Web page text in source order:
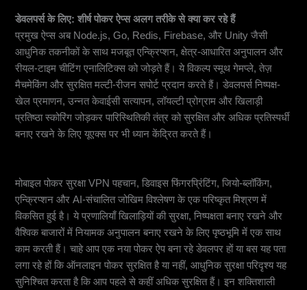
डेवलपर्स के लिए: शीर्ष पोकर ऐप्स अलग तरीके से क्या कर रहे हैं
प्रमुख ऐप्स अब Node.js, Go, Redis, Firebase, और Unity जैसी
आधुनिक तकनीकों के साथ मजबूत एन्क्रिप्शन, क्षेत्र-आधारित अनुपालन और
रीयल-टाइम चीटिंग एनालिटिक्स को जोड़ते हैं। ये विकल्प स्मूथ गेमप्ले, तेज़
मैचमेकिंग और सुरक्षित मल्टी-रीजन सपोर्ट प्रदान करते हैं। डेवलपर्स निष्पक्ष-
खेल प्रमाणन, उन्नत केवाईसी सत्यापन, लॉयल्टी प्रोग्राम और खिलाड़ी
प्रतिष्ठा स्कोरिंग जोड़कर पारिस्थितिकी तंत्र को सुरक्षित और अधिक प्रतिस्पर्धी
बनाए रखने के लिए यूएक्स पर भी ध्यान केंद्रित करते हैं।
मोबाइल पोकर सुरक्षा VPN पहचान, डिवाइस फिंगरप्रिंटिंग, जियो-ब्लॉकिंग,
एन्क्रिप्शन और AI-संचालित जोखिम विश्लेषण के एक परिष्कृत मिश्रण में
विकसित हुई है। ये प्रणालियाँ खिलाड़ियों की सुरक्षा, निष्पक्षता बनाए रखने और
वैश्विक बाजारों में नियामक अनुपालन बनाए रखने के लिए पृष्ठभूमि में एक साथ
काम करती हैं। चाहे आप एक नया पोकर ऐप बना रहे डेवलपर हों या बस यह पता
लगा रहे हों कि ऑनलाइन पोकर सुरक्षित है या नहीं, आधुनिक सुरक्षा परिदृश्य यह
सुनिश्चित करता है कि आप पहले से कहीं अधिक सुरक्षित हैं। इन शक्तिशाली